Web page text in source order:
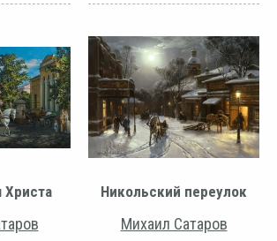
Христа Никольский переулок
Михаил Сатаров